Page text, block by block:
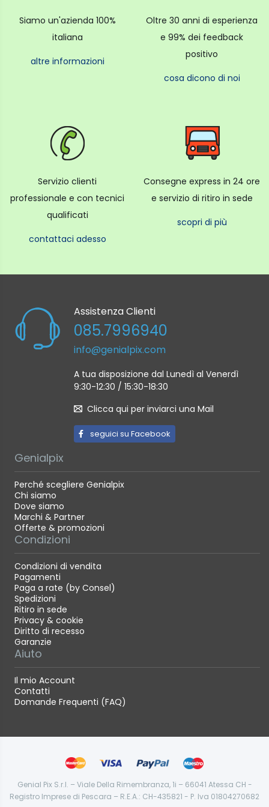
Siamo un'azienda 100%
italiana
altre informazioni
Oltre 30 anni di esperienza
e 99% dei feedback
positivo
cosa dicono di noi
Servizio clienti
professionale e con tecnici
qualificati
contattaci adesso
Consegne express in 24 ore
e servizio di ritiro in sede
scopri di più
Assistenza Clienti
085.7996940
info@genialpix.com
A tua disposizione dal Lunedì al Venerdì
9:30-12:30 / 15:30-18:30
Clicca qui per inviarci una Mail
seguici su Facebook
Genialpix
Perché scegliere Genialpix
Chi siamo
Dove siamo
Marchi & Partner
Offerte & promozioni
Condizioni
Condizioni di vendita
Pagamenti
Paga a rate (by Consel)
Spedizioni
Ritiro in sede
Privacy & cookie
Diritto di recesso
Garanzie
Aiuto
Il mio Account
Contatti
Domande Frequenti (FAQ)
Genial Pix S.r.l. – Viale Della Rimembranza, 1i – 66041 Atessa CH -
Registro Imprese di Pescara – R.E.A.: CH-435821 - P. Iva 01804270682